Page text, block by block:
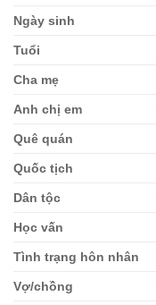
Ngày sinh
Tuổi
Cha mẹ
Anh chị em
Quê quán
Quốc tịch
Dân tộc
Học vấn
Tình trạng hôn nhân
Vợ/chồng